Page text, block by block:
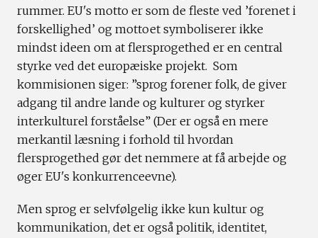
rummer. EU's motto er som de fleste ved ’forenet i
forskellighed’ og mottoet symboliserer ikke
mindst ideen om at flersprogethed er en central
styrke ved det europæiske projekt. Som
kommisionen siger: ”sprog forener folk, de giver
adgang til andre lande og kulturer og styrker
interkulturel forståelse” (Der er også en mere
merkantil læsning i forhold til hvordan
flersprogethed gør det nemmere at få arbejde og
øger EU's konkurrenceevne).
Men sprog er selvfølgelig ikke kun kultur og
kommunikation, det er også politik, identitet,